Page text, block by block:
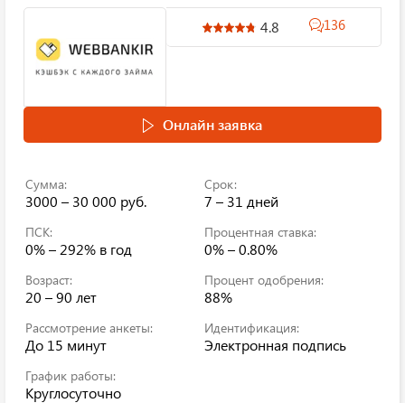
4.8 136
Онлайн заявка
Сумма:
3000 – 30 000 руб.
Срок:
7 – 31 дней
ПСК:
0% – 292% в год
Процентная ставка:
0% – 0.80%
Возраст:
20 – 90 лет
Процент одобрения:
88%
Рассмотрение анкеты:
До 15 минут
Идентификация:
Электронная подпись
График работы:
Круглосуточно